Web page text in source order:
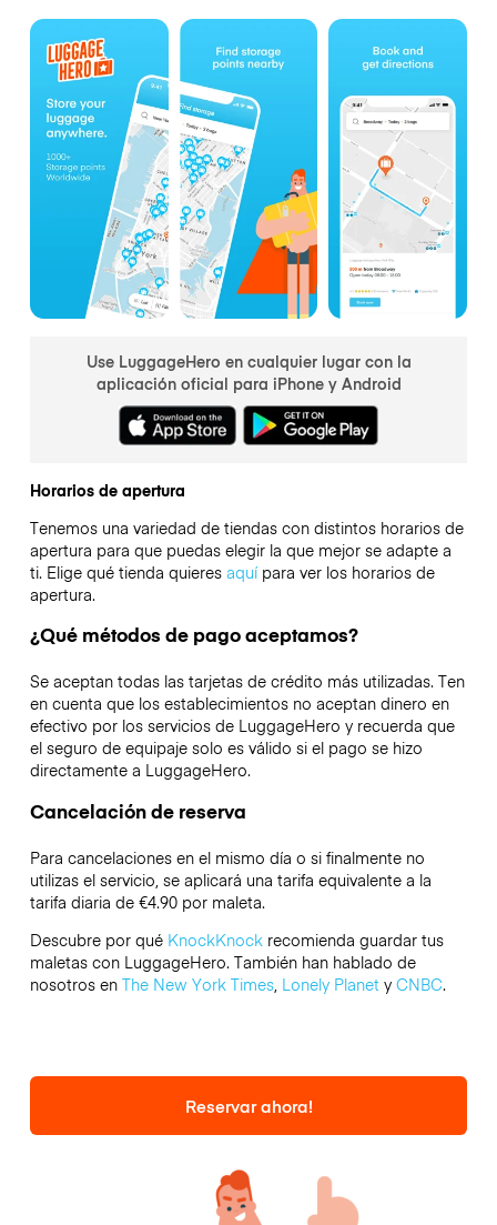
Use LuggageHero en cualquier lugar con la
aplicación oficial para iPhone y Android
Horarios de apertura
Tenemos una variedad de tiendas con distintos horarios de
apertura para que puedas elegir la que mejor se adapte a
ti. Elige qué tienda quieres aquípara ver los horarios de
apertura.
¿Qué métodos de pago aceptamos?
Se aceptan todas las tarjetas de crédito más utilizadas. Ten
en cuenta que los establecimientos no aceptan dinero en
efectivo por los servicios de LuggageHero y recuerda que
el seguro de equipaje solo es válido si el pago se hizo
directamente a LuggageHero.
Cancelación de reserva
Para cancelaciones en el mismo día o si finalmente no
utilizas el servicio, se aplicará una tarifa equivalente a la
tarifa diaria de €4.90 por maleta.
Descubre por qué KnockKnockrecomienda guardar tus
maletas con LuggageHero. También han hablado de
nosotros en The New York Times, Lonely Planety CNBC.
Reservar ahora!